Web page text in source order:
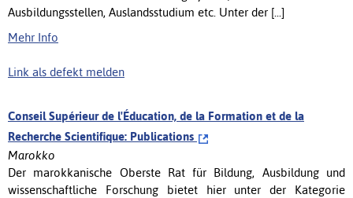
Ausbildungsstellen, Auslandsstudium etc. Unter der [...]
Mehr Info
Link als defekt melden
Conseil Supérieur de l'Éducation, de la Formation et de la
Recherche Scientifique: Publications
Marokko
Der marokkanische Oberste Rat für Bildung, Ausbildung und
wissenschaftliche Forschung bietet hier unter der Kategorie